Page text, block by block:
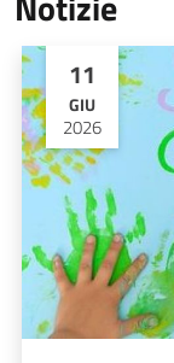
11
GIU
2026